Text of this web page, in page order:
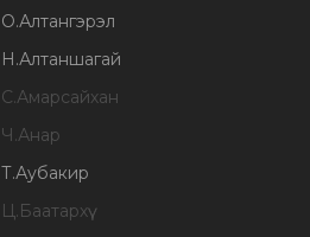
О.Алтангэрэл
Н.Алтаншагай
С.Амарсайхан
Ч.Анар
Т.Аубакир
Ц.Баатархүү